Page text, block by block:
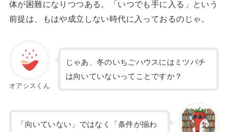
体が困難になりつつある。「いつでも手に入る」という
前提は、もはや成立しない時代に入っておるのじゃ。
オアシスくん
じゃあ、冬のいちごハウスにはミツバチ
は向いていないってことですか？
「向いていない」ではなく「条件が揃わ